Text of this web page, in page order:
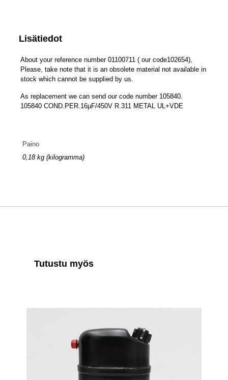
Lisätiedot
About your reference number 01100711 ( our code102654),
Please, take note that it is an obsolete material not available in
stock which cannot be supplied by us.
As replacement we can send our code number 105840.
105840 COND.PER.16µF/450V R.311 METAL UL+VDE
Paino
0,18 kg (kilogramma)
Tutustu myös